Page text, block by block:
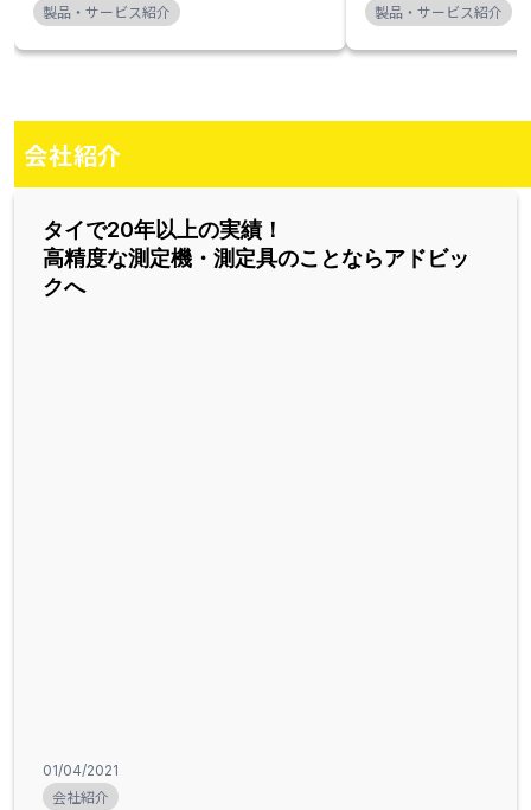
製品・サービス紹介 製品・サービス紹介
会社紹介
タイで20年以上の実績！
高精度な測定機・測定具のことならアドビッ
クへ
01/04/2021
会社紹介